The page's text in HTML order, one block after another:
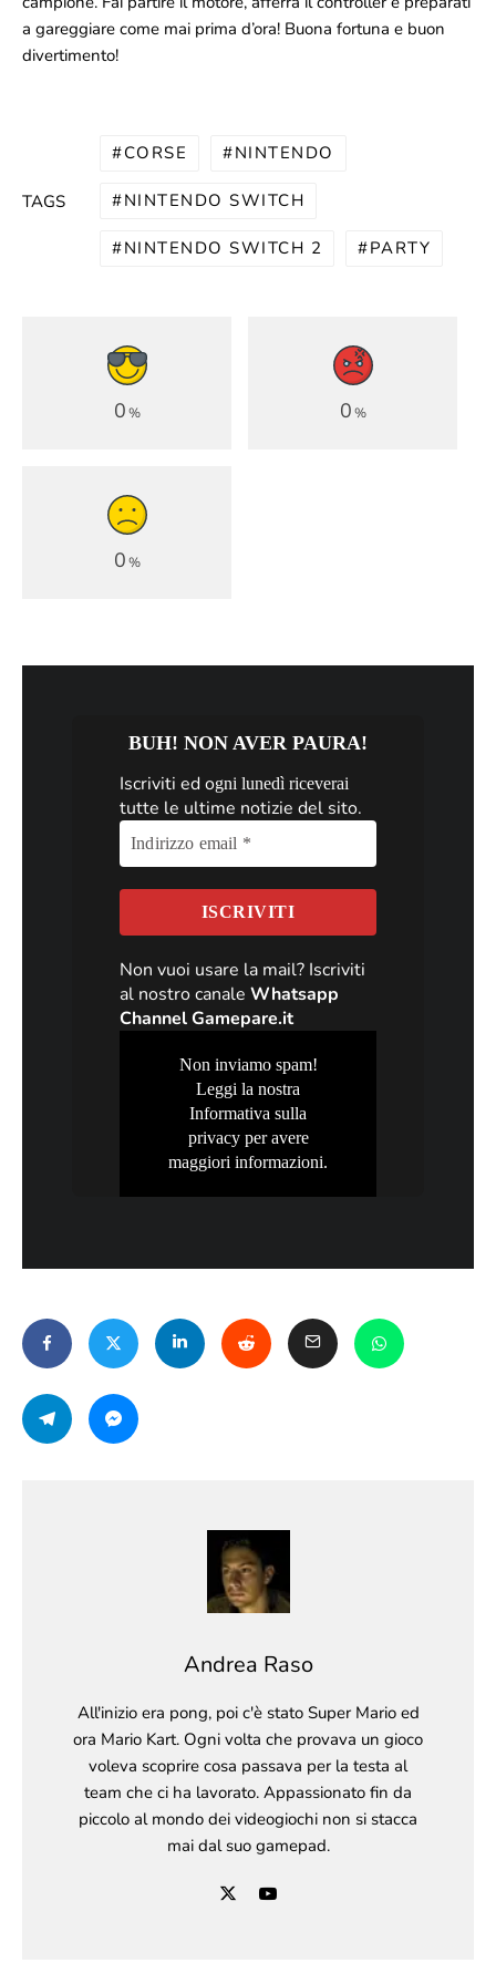
a gareggiare come mai prima d’ora! Buona fortuna e buon
divertimento!
TAGS
CORSE NINTENDO
NINTENDO SWITCH
NINTENDO SWITCH 2 PARTY
0% 0%
0%
BUH! NON AVER PAURA!
Iscriviti ed ogni lunedì riceverai
tutte le ultime notizie del sito.
Non vuoi usare la mail? Iscriviti
al nostro canaleWhatsapp
Channel Gamepare.it
Non inviamo spam!
Leggi la nostra
Informativa sulla
privacyper avere
maggiori informazioni.
Andrea Raso
All'inizio era pong, poi c'è stato Super Mario ed
ora Mario Kart. Ogni volta che provava un gioco
voleva scoprire cosa passava per la testa al
team che ci ha lavorato. Appassionato fin da
piccolo al mondo dei videogiochi non si stacca
mai dal suo gamepad.